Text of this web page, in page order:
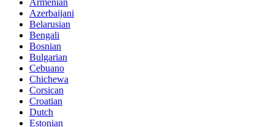
Armenian
Azerbaijani
Belarusian
Bengali
Bosnian
Bulgarian
Cebuano
Chichewa
Corsican
Croatian
Dutch
Estonian